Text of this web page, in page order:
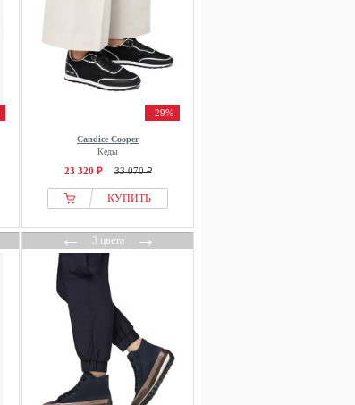
-29%
Candice Cooper
Кеды
23 320 ₽ 33 070 ₽
КУПИТЬ
←3 цвета→